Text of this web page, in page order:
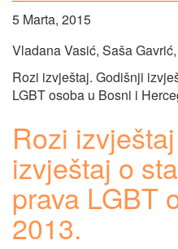
5 Marta, 2015
Vladana Vasić, Saša
Rozi izvještaj. Godišnji
LGBT osoba u Bosni i
Rozi
izvještaj o
prava LGBT
2013.